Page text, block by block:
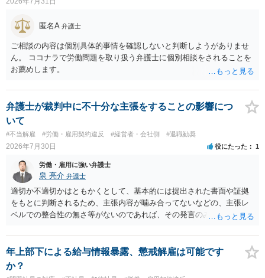
費・未回収費用のみ」に限定する、などが典型です。 ・弁護士に契約
前に契約書の内容をレビューしてもらう価値は十分にあると思われま
す。 争点は、契約類型が雇用か業務委託か、実態として労働者性があ
るか、解除事由が双方にどう定められているか、違約金の算定根拠が
合理的か、という複数論点に分かれます。契約前なら、交渉のパワー
コストを抑えやすいので、資料等を持参の上弁護士に確認されること
をお勧めします。 ・事務所側の解除でも、解除理由によってはタレン
ト側に損害賠償が発生する建付けになっていることはあります。ただ
し、事務所側が一方的に解除したのにタレントへ違約金を課す設計
は、合理性や対価性を欠くとして争いやすいです。逆に、タレント側
の重大な契約違反がある場合は、実損害の範囲で請求される可能性は
あります。
匿名A 弁護士
ご相談の内容は個別具体的事情を確認しないと判断しようがありませ
ん。 ココナラで労働問題を取り扱う弁護士に個別相談をされることを
お薦めします。
弁護士が裁判中に不十分な主張をすることの影響につ
いて
#不当解雇 #労働・雇用契約違反 #経営者・会社側 #退職勧奨
2026年7月30日 役にたった 1
労働・雇用に強い弁護士
泉 亮介 弁護士
適切か不適切かはともかくとして、基本的には提出された書面や証拠
をもとに判断されるため、主張内容が噛み合ってないなどの、主張レ
ベルでの整合性の無さ等がないのであれば、その発言のみで大きく不
年上部下による給与情報暴露、懲戒解雇は可能です
か？